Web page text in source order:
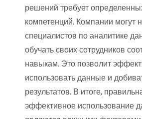
решений требует
компетенций. Компании могут
специалистов по аналитике
обучать своих сотрудников
навыкам. Это позволит
использовать данные и
результатов. В итоге,
эффективное использование